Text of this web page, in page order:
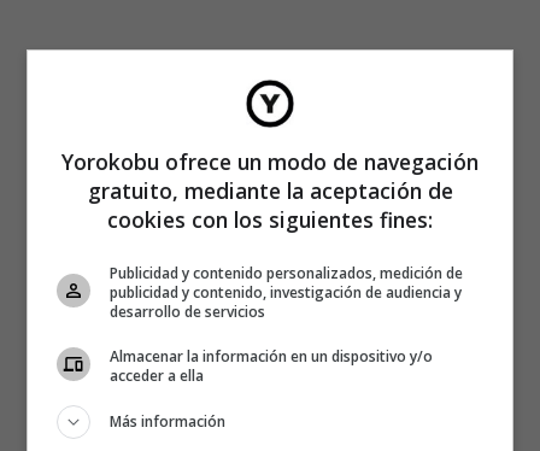
Yorokobu ofrece un modo de navegación
gratuito, mediante la aceptación de
cookies con los siguientes fines:
Publicidad y contenido personalizados, medición de
publicidad y contenido, investigación de audiencia y
desarrollo de servicios
Almacenar la información en un dispositivo y/o
acceder a ella
Más información